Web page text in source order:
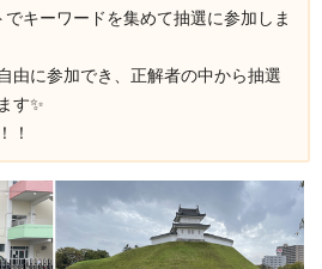
キーワードを集めて抽選に参加しま
由に参加でき、正解者の中から抽選
す✨
！